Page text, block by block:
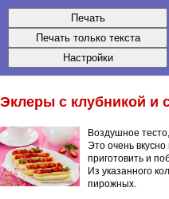
Эклеры с клубникой и
Воздушное
Это очень
приготовить и
Из указанного
пирожных.